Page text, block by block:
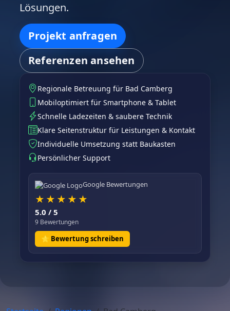
Lösungen.
Projekt anfragen
Referenzen ansehen
Regionale Betreuung für Bad Camberg
Mobiloptimiert für Smartphone & Tablet
Schnelle Ladezeiten & saubere Technik
Klare Seitenstruktur für Leistungen & Kontakt
Individuelle Umsetzung statt Baukasten
Persönlicher Support
Google Bewertungen
★ ★ ★ ★ ★
5.0 / 5
9 Bewertungen
⭐ Bewertung schreiben